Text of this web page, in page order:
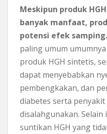
Meskipun produk
banyak manfaat,
potensi efek samping.
paling umum
produk HGH sintetis,
dapat menyebabkan
pembengkakan, dan
diabetes serta
disalahgunakan.
suntikan HGH yang